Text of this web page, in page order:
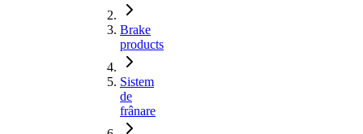
Brake
products
Sistem
de
frânare